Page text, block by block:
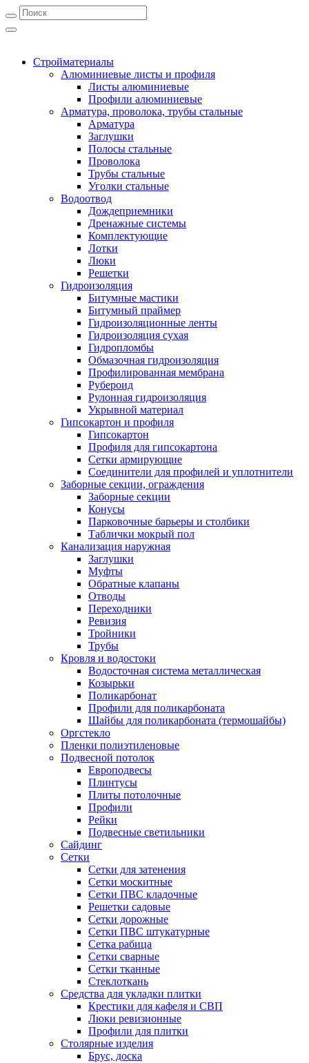
Стройматериалы
Алюминиевые листы и профиля
Листы алюминиевые
Профили алюминиевые
Арматура, проволока, трубы стальные
Арматура
Заглушки
Полосы стальные
Проволока
Трубы стальные
Уголки стальные
Водоотвод
Дождеприемники
Дренажные системы
Комплектующие
Лотки
Люки
Решетки
Гидроизоляция
Битумные мастики
Битумный праймер
Гидроизоляционные ленты
Гидроизоляция сухая
Гидропломбы
Обмазочная гидроизоляция
Профилированная мембрана
Рубероид
Рулонная гидроизоляция
Укрывной материал
Гипсокартон и профиля
Гипсокартон
Профиля для гипсокартона
Сетки армирующие
Соединители для профилей и уплотнители
Заборные секции, ограждения
Заборные секции
Конусы
Парковочные барьеры и столбики
Таблички мокрый пол
Канализация наружная
Заглушки
Муфты
Обратные клапаны
Отводы
Переходники
Ревизия
Тройники
Трубы
Кровля и водостоки
Водосточная система металлическая
Козырьки
Поликарбонат
Профили для поликарбоната
Шайбы для поликарбоната (термошайбы)
Оргстекло
Пленки полиэтиленовые
Подвесной потолок
Европодвесы
Плинтусы
Плиты потолочные
Профили
Рейки
Подвесные светильники
Сайдинг
Сетки
Сетки для затенения
Сетки москитные
Сетки ПВС кладочные
Решетки садовые
Сетки дорожные
Сетки ПВС штукатурные
Сетка рабица
Сетки сварные
Сетки тканные
Стеклоткань
Средства для укладки плитки
Крестики для кафеля и СВП
Люки ревизионные
Профили для плитки
Столярные изделия
Брус, доска